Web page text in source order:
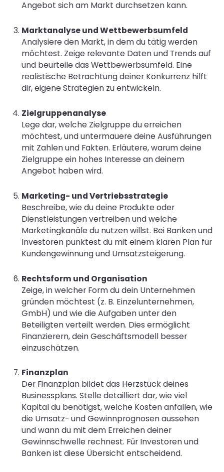
Angebot sich am Markt durchsetzen kann.
Marktanalyse und Wettbewerbsumfeld
Analysiere den Markt, in dem du tätig werden
möchtest. Zeige relevante Daten und Trends auf
und beurteile das Wettbewerbsumfeld. Eine
realistische Betrachtung deiner Konkurrenz hilft
dir, eigene Strategien zu entwickeln.
Zielgruppenanalyse
Lege dar, welche Zielgruppe du erreichen
möchtest, und untermauere deine Ausführungen
mit Zahlen und Fakten. Erläutere, warum deine
Zielgruppe ein hohes Interesse an deinem
Angebot haben wird.
Marketing- und Vertriebsstrategie
Beschreibe, wie du deine Produkte oder
Dienstleistungen vertreiben und welche
Marketingkanäle du nutzen willst. Bei Banken und
Investoren punktest du mit einem klaren Plan für
Kundengewinnung und Umsatzsteigerung.
Rechtsform und Organisation
Zeige, in welcher Form du dein Unternehmen
gründen möchtest (z. B. Einzelunternehmen,
GmbH) und wie die Aufgaben unter den
Beteiligten verteilt werden. Dies ermöglicht
Finanzierern, dein Geschäftsmodell besser
einzuschätzen.
Finanzplan
Der Finanzplan bildet das Herzstück deines
Businessplans. Stelle detailliert dar, wie viel
Kapital du benötigst, welche Kosten anfallen, wie
die Umsatz- und Gewinnprognosen aussehen
und wann du mit dem Erreichen deiner
Gewinnschwelle rechnest. Für Investoren und
Banken ist diese Übersicht entscheidend.